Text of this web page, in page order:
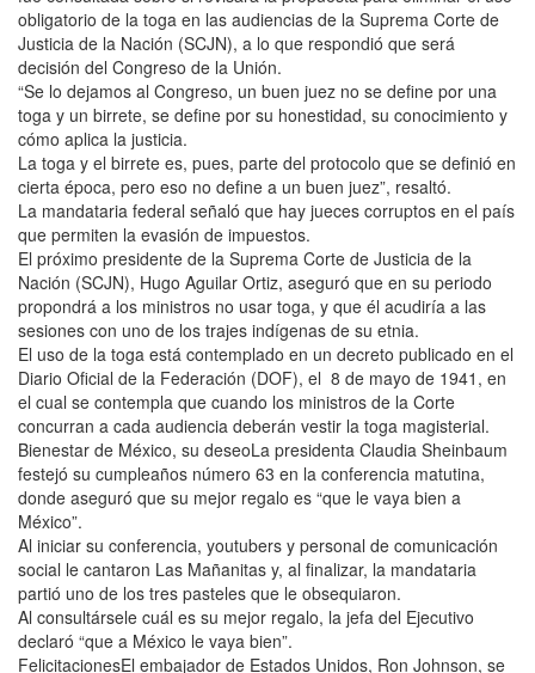
obligatorio de la toga en las audiencias de la Suprema Corte de
Justicia de la Nación (SCJN), a lo que respondió que será
decisión del Congreso de la Unión.
“Se lo dejamos al Congreso, un buen juez no se define por una
toga y un birrete, se define por su honestidad, su conocimiento y
cómo aplica la justicia.
La toga y el birrete es, pues, parte del protocolo que se definió en
cierta época, pero eso no define a un buen juez”, resaltó.
La mandataria federal señaló que hay jueces corruptos en el país
que permiten la evasión de impuestos.
El próximo presidente de la Suprema Corte de Justicia de la
Nación (SCJN), Hugo Aguilar Ortiz, aseguró que en su periodo
propondrá a los ministros no usar toga, y que él acudiría a las
sesiones con uno de los trajes indígenas de su etnia.
El uso de la toga está contemplado en un decreto publicado en el
Diario Oficial de la Federación (DOF), el 8 de mayo de 1941, en
el cual se contempla que cuando los ministros de la Corte
concurran a cada audiencia deberán vestir la toga magisterial.
Bienestar de México, su deseoLa presidenta Claudia Sheinbaum
festejó su cumpleaños número 63 en la conferencia matutina,
donde aseguró que su mejor regalo es “que le vaya bien a
México”.
Al iniciar su conferencia, youtubers y personal de comunicación
social le cantaron Las Mañanitas y, al finalizar, la mandataria
partió uno de los tres pasteles que le obsequiaron.
Al consultársele cuál es su mejor regalo, la jefa del Ejecutivo
declaró “que a México le vaya bien”.
FelicitacionesEl embajador de Estados Unidos, Ron Johnson, se